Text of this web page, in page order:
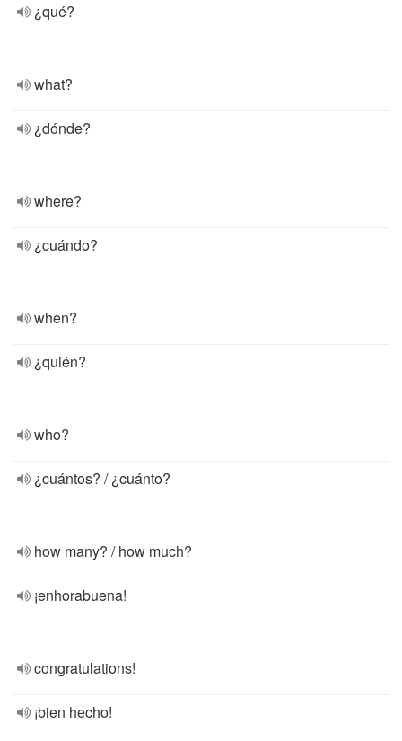
¿qué?
what?
¿dónde?
where?
¿cuándo?
when?
¿quién?
who?
¿cuántos? / ¿cuánto?
how many? / how much?
¡enhorabuena!
congratulations!
¡bien hecho!